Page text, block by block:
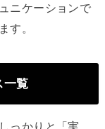
ニケーションで
す。
一覧